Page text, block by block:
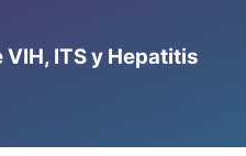
ITS y Hepatitis